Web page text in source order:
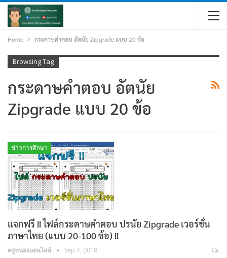
Home กระดาษคำตอบ อัตนัย Zipgrade แบบ 20 ข้อ
Browsing Tag
กระดาษคำตอบ อัตนัย
Zipgrade แบบ 20 ข้อ
ข่าวการศึกษา
แจกฟรี !! ไฟล์กระดาษคำตอบ ปรนัย Zipgrade เวอร์ชั่น
ภาษาไทย (แบบ 20-100 ข้อ) !!
ครูหน่องออนไลน์ Sep 7, 2018